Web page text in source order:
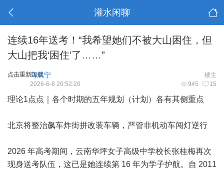
灌水闲聊
连续16年送考！“我希望她们不被大山困住，但
大山把我‘困住’了……”
点击重新加载 楼主
马斌宁
945 15
2026-6-8 20:52:20
理论1点点｜各个时期的五年规划（计划）各有其侧重点
北京将整治飙车炸街拼改装车辆，严管非机动车闯灯逆行
2026 年高考期间，云南华坪女子高级中学校长张桂梅再次
现身送考队伍，这已是她连续第 16 年为学子护航。自 2011